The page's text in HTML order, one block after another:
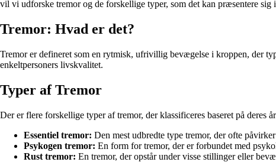
vil vi udforske tremor og de forskellige typer, som det kan præsentere sig
Tremor: Hvad er det?
Tremor er defineret som en rytmisk, ufrivillig bevægelse i kroppen, der
enkeltpersoners livskvalitet.
Typer af Tremor
Der er flere forskellige typer af tremor, der klassificeres baseret på
Essentiel tremor: Den mest udbredte type tremor, der ofte
Psykogen tremor: En form for tremor, der er forbundet med
Rust tremor: En tremor, der opstår under visse stillinger eller